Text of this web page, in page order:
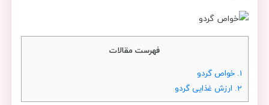
فهرست مقالات
1. خواص گردو
2. ارزش غذایی گردو